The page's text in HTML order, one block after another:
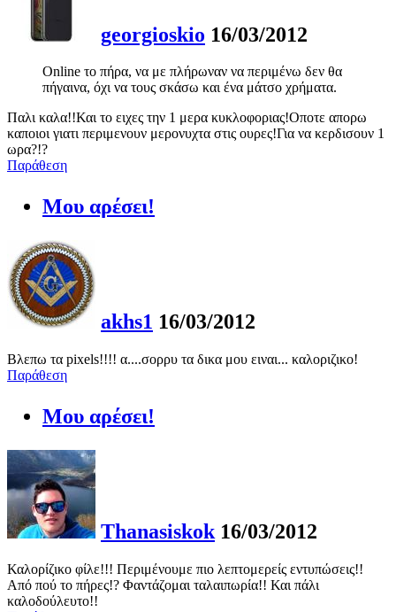
georgioskio 16/03/2012
Online το πήρα, να με πλήρωναν να περιμένω δεν θα
πήγαινα, όχι να τους σκάσω και ένα μάτσο χρήματα.
Παλι καλα!!Και το ειχες την 1 μερα κυκλοφοριας!Οποτε απορω
καποιοι γιατι περιμενουν μερονυχτα στις ουρες!Για να κερδισουν 1
ωρα?!?
Παράθεση
Μου αρέσει!
akhs1 16/03/2012
Βλεπω τα pixels!!!! α....σορρυ τα δικα μου ειναι... καλοριζικο!
Παράθεση
Μου αρέσει!
Thanasiskok 16/03/2012
Καλορίζικο φίλε!!! Περιμένουμε πιο λεπτομερείς εντυπώσεις!!
Από πού το πήρες!? Φαντάζομαι ταλαιπωρία!! Και πάλι
καλοδούλευτο!!